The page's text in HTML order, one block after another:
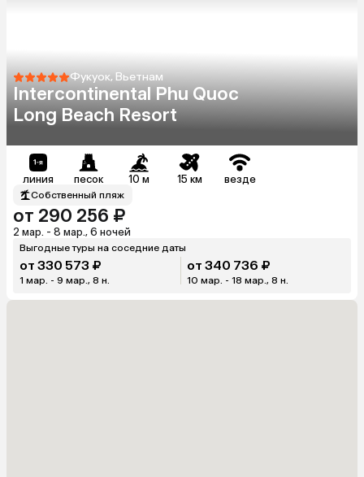
Фукуок, Вьетнам
Intercontinental Phu Quoc
Long Beach Resort
линия песок 10 м 15 км везде
Собственный пляж
от 290 256 ₽
2 мар. - 8 мар., 6 ночей
Выгодные туры на соседние даты
от 330 573 ₽
1 мар. - 9 мар., 8 н.
от 340 736 ₽
10 мар. - 18 мар., 8 н.